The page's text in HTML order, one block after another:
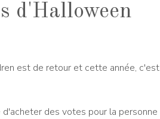
d'Halloween
est de retour et cette année, c'est
des votes pour la personne